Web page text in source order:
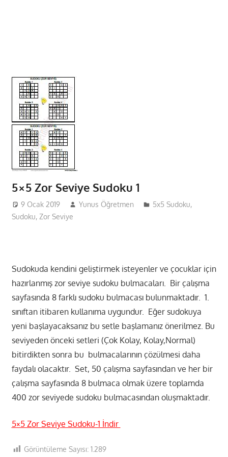
5×5 Zor Seviye Sudoku 1
9 Ocak 2019 Yunus Öğretmen 5x5 Sudoku,
Sudoku, Zor Seviye
Sudokuda kendini geliştirmek isteyenler ve çocuklar için
hazırlanmış zor seviye sudoku bulmacaları. Bir çalışma
sayfasında 8 farklı sudoku bulmacası bulunmaktadır. 1.
sınıftan itibaren kullanıma uygundur. Eğer sudokuya
yeni başlayacaksanız bu setle başlamanız önerilmez. Bu
seviyeden önceki setleri (Çok Kolay, Kolay,Normal)
bitirdikten sonra bu bulmacalarının çözülmesi daha
faydalı olacaktır. Set, 50 çalışma sayfasından ve her bir
çalışma sayfasında 8 bulmaca olmak üzere toplamda
400 zor seviyede sudoku bulmacasından oluşmaktadır.
5×5 Zor Seviye Sudoku-1 İndir
Görüntüleme Sayısı: 1.289